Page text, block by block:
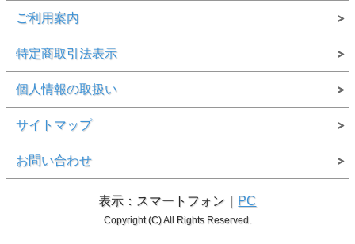
ご利用案内
特定商取引法表示
個人情報の取扱い
サイトマップ
お問い合わせ
表示：スマートフォン｜ PC
Copyright (C) All Rights Reserved.